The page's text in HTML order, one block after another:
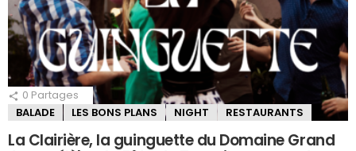
0 Partages
BALADE
LES BONS PLANS NIGHT RESTAURANTS
La Clairière, la guinguette du Domaine Grand